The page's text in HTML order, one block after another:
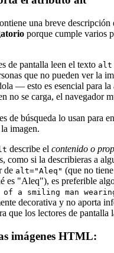
una breve descripción
porque cumple varios
de pantalla leen el texto alt
que no pueden ver la
— esto es esencial para la
no se carga, el navegador
de búsqueda lo usan para
imagen.
describe el contenido o
como si la describieras a
de alt="Aleq" (que no
es "Aleq"), es preferible
a smiling man
decorativa y no aporta
que los lectores de pantalla
imágenes HTML: